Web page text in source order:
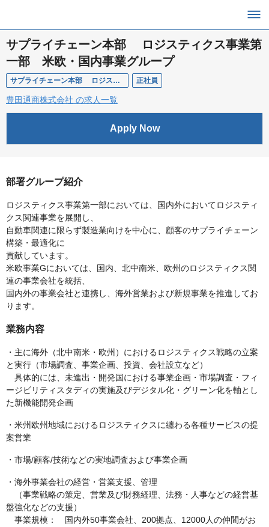
サプライチェーン本部 ロジスティクス事業第
一部 米欧・国内事業グループ
サプライチェーン本部 ロジスティクス事業第一部 米欧・国内事業グループ 正社員
豊田通商株式会社 の求人一覧
Apply Now
部署グループ紹介
ロジスティクス事業第一部においては、国内外においてロジスティ
クス関連事業を展開し、
自動車関連に限らず製造業向けを中心に、顧客のサプライチェーン
構築・最適化に
貢献しています。
米欧事業Gにおいては、国内、北中南米、欧州のロジスティクス関
連の事業会社を統括、
国内外の事業会社と連携し、海外営業および新規事業を推進してお
ります。
業務内容
・主に海外（北中南米・欧州）におけるロジスティクス戦略の⽴案
と実⾏（市場調査、事業企画、投資、会社設⽴など）
具体的には、未進出・開発国における事業企画・市場調査・フィ
ージビリティスタディの実施及びデジタル化・グリーン化を軸とし
た新機能開発企画
・米州欧州地域におけるロジスティクスに纏わる各種サービスの提
案営業
・市場/顧客/技術などの実地調査および事業企画
・海外事業会社の経営・営業支援、管理
（事業戦略の策定、営業及び財務経理、法務・人事などの経営基
盤強化などの支援）
事業規模： 国内外50事業会社、200拠点、12000人の仲間がお